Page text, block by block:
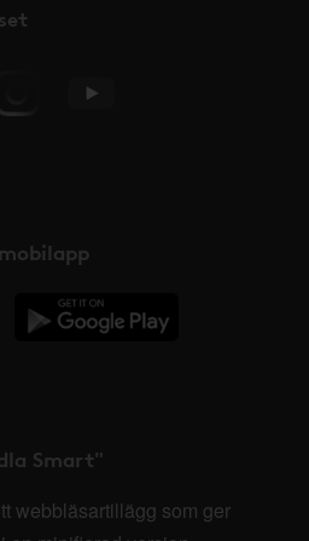
Smart"
webbläsartillägg som ger